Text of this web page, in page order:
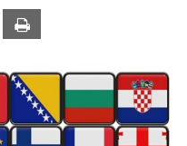
Email